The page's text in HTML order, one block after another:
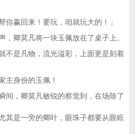
赢回来！要玩，咱就玩大的！」
卿莫凡将一块玉佩放在了桌子上。
是凡物，流光溢彩，上面更是刻着
身份的玉佩！
，卿莫凡敏锐的察觉到，在场除了
其是一旁的卿叶，眼珠子都要从眼眶